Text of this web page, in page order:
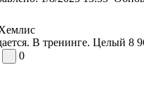
В тренинге. Целый 8
0